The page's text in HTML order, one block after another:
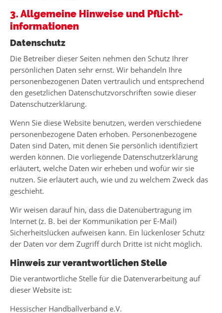
3. Allgemeine Hinweise und Pflicht­
informationen
Datenschutz
Die Betreiber dieser Seiten nehmen den Schutz Ihrer
persönlichen Daten sehr ernst. Wir behandeln Ihre
personenbezogenen Daten vertraulich und entsprechend
den gesetzlichen Datenschutzvorschriften sowie dieser
Datenschutzerklärung.
Wenn Sie diese Website benutzen, werden verschiedene
personenbezogene Daten erhoben. Personenbezogene
Daten sind Daten, mit denen Sie persönlich identifiziert
werden können. Die vorliegende Datenschutzerklärung
erläutert, welche Daten wir erheben und wofür wir sie
nutzen. Sie erläutert auch, wie und zu welchem Zweck das
geschieht.
Wir weisen darauf hin, dass die Datenübertragung im
Internet (z. B. bei der Kommunikation per E-Mail)
Sicherheitslücken aufweisen kann. Ein lückenloser Schutz
der Daten vor dem Zugriff durch Dritte ist nicht möglich.
Hinweis zur verantwortlichen Stelle
Die verantwortliche Stelle für die Datenverarbeitung auf
dieser Website ist:
Hessischer Handballverband e.V.